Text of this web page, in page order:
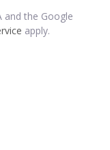
and the Google
apply.